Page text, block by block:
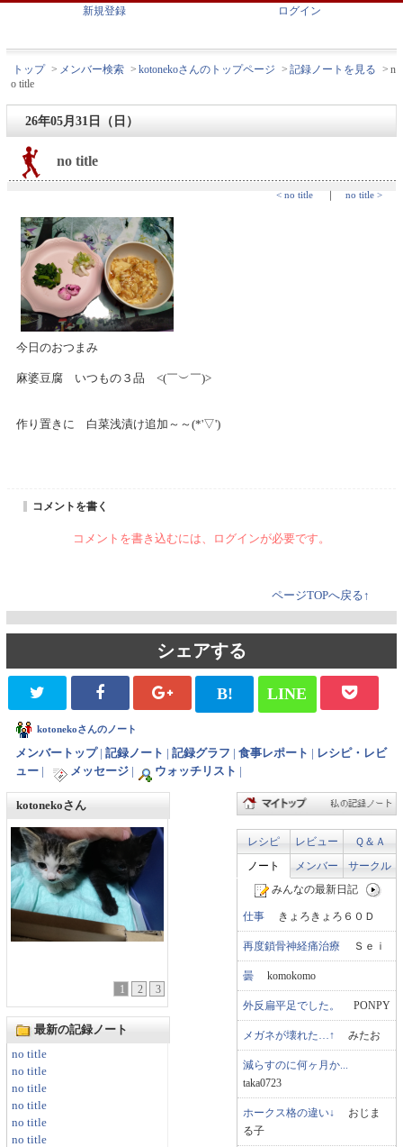
新規登録 ログイン
トップ > メンバー検索 > kotonekoさんのトップページ > 記録ノートを見る > n
o title
26年05月31日（日）
no title
< no title ｜ no title >
今日のおつまみ
麻婆豆腐 いつもの３品 <⁠(⁠￣⁠︶⁠￣⁠)⁠>
作り置きに 白菜浅漬け追加～～(*'▽')
コメントを書く
コメントを書き込むには、ログインが必要です。
ページTOPへ戻る↑
シェアする
B! LINE
kotonekoさんのノート
メンバートップ| 記録ノート 記録グラフ 食事レポート
レシピ・レビ
ュー
メッセージ ウォッチリスト
kotonekoさん
1 2 3
最新の記録ノート
no title
no title
no title
no title
no title
no title
レシピ レビュー
Ｑ＆Ａ
ノート
メンバー
サークル
みんなの最新日記
仕事 きょろきょろ６０Ｄ
再度鎖骨神経痛治療 Ｓｅｉ
曇 komokomo
外反扁平足でした。 PONPY
メガネが壊れた…↑ みたお
減らすのに何ヶ月か...
taka0723
ホークス格の違い↓ おじま
る子